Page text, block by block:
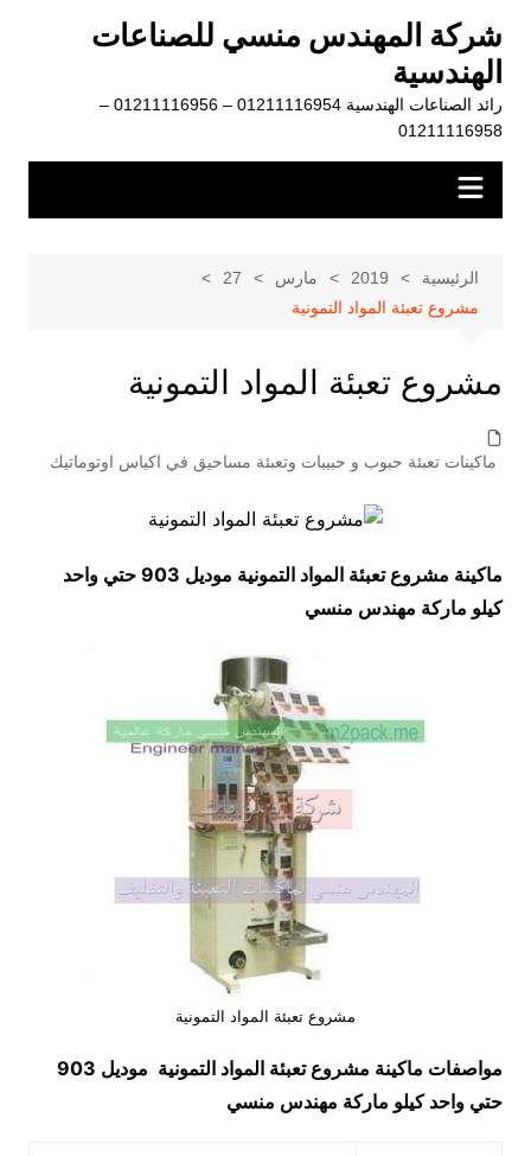
المحتوى
شركة المهندس منسي للصناعات
الهندسية
رائد الصناعات الهندسية 01211116954 – 01211116956 –
01211116958
الرئيسية 2019 مارس
27
مشروع تعبئة المواد التمونية
مشروع تعبئة المواد التمونية
ماكينات تعبئة حبوب و حبيبات وتعبئة مساحيق في اكياس اوتوماتيك
ماكينة مشروع تعبئة المواد التمونية موديل 903 حتي واحد
كيلو ماركة مهندس منسي
مشروع تعبئة المواد التمونية
مواصفات ماكينة مشروع تعبئة المواد التمونية
موديل 903
حتي واحد كيلو ماركة مهندس منسي